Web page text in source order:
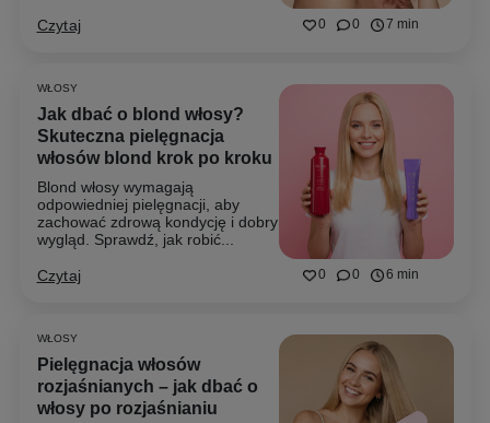
0 0 7 min
Czytaj
0 0 6 min
WŁOSY
Jak dbać o blond włosy?
Skuteczna pielęgnacja
włosów blond krok po kroku
Blond włosy wymagają
odpowiedniej pielęgnacji, aby
zachować zdrową kondycję i dobry
wygląd. Sprawdź, jak robić...
Czytaj
WŁOSY
Pielęgnacja włosów
rozjaśnianych – jak dbać o
włosy po rozjaśnianiu